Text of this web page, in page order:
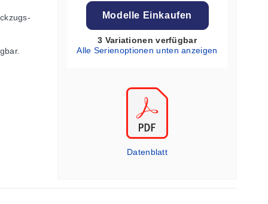
Modelle Einkaufen
3 Variationen verfügbar
Alle Serienoptionen unten anzeigen
Datenblatt